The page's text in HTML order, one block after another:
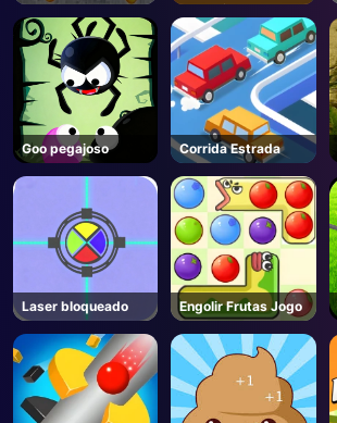
Correr
bloqueio
Goo pegajoso Corrida Estrada
Laser bloqueado Engolir Frutas Jogo